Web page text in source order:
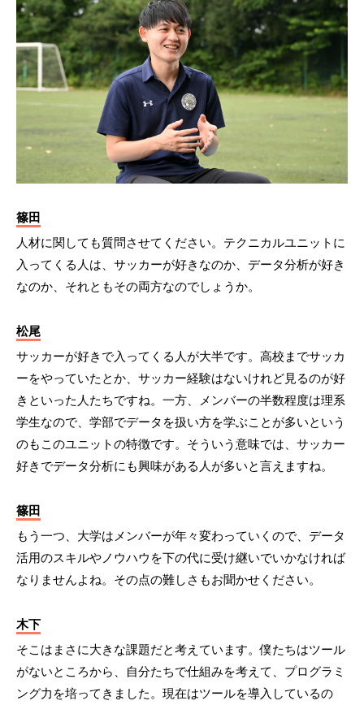
篠田
人材に関しても質問させてください。テクニカルユニットに
入ってくる人は、サッカーが好きなのか、データ分析が好き
なのか、それともその両方なのでしょうか。
松尾
サッカーが好きで入ってくる人が大半です。高校までサッカ
ーをやっていたとか、サッカー経験はないけれど見るのが好
きといった人たちですね。一方、メンバーの半数程度は理系
学生なので、学部でデータを扱い方を学ぶことが多いという
のもこのユニットの特徴です。そういう意味では、サッカー
好きでデータ分析にも興味がある人が多いと言えますね。
篠田
もう一つ、大学はメンバーが年々変わっていくので、データ
活用のスキルやノウハウを下の代に受け継いでいかなければ
なりませんよね。その点の難しさもお聞かせください。
木下
そこはまさに大きな課題だと考えています。僕たちはツール
がないところから、自分たちで仕組みを考えて、プログラミ
ング力を培ってきました。現在はツールを導入しているの